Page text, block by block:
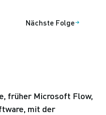
Nächste Folge
früher Microsoft Flow,
mit der